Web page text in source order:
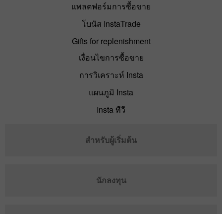
แพลตฟอร์มการซื้อขาย
โบนัส InstaTrade
Gifts for replenishment
เงื่อนไขการซื้อขาย
การวิเคราะห์ Insta
แผนภูมิ Insta
Insta ทีวี
สำหรับผู้เริ่มต้น
นักลงทุน